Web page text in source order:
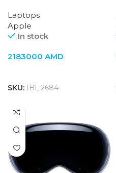
Space Black
Laptops
Apple
In stock
2183000 AMD
SKU: IBL:2684